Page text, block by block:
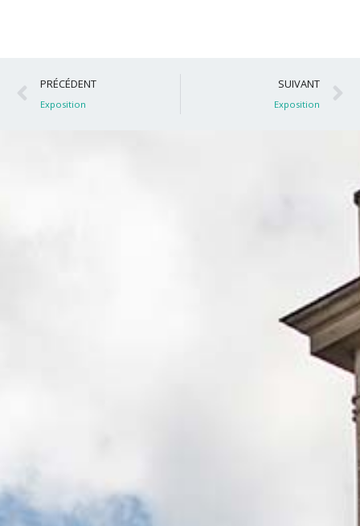
Précédent
PRÉCÉDENT
Exposition
SUIVANT
Exposition